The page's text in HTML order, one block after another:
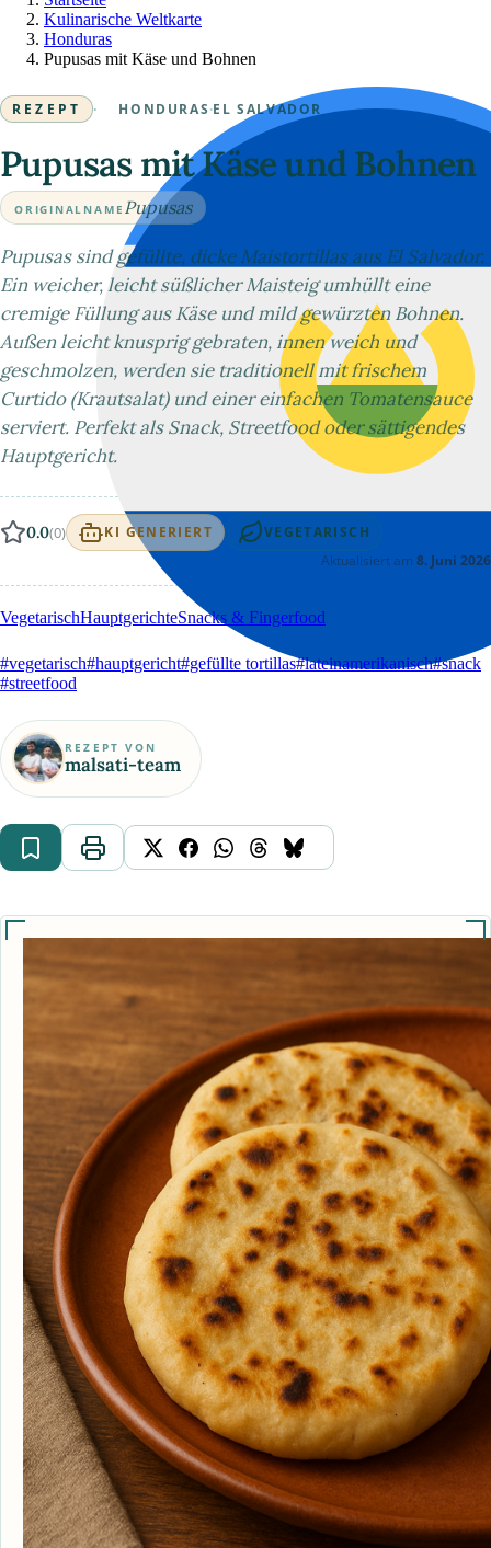
Kulinarische Weltkarte
Honduras
Pupusas mit Käse und Bohnen
REZEPT · HONDURAS ·EL SALVADOR
Pupusas mit Käse und Bohnen
ORIGINALNAME Pupusas
Pupusas sind gefüllte, dicke Maistortillas aus El Salvador.
Ein weicher, leicht süßlicher Maisteig umhüllt eine
cremige Füllung aus Käse und mild gewürzten Bohnen.
Außen leicht knusprig gebraten, innen weich und
geschmolzen, werden sie traditionell mit frischem
Curtido (Krautsalat) und einer einfachen Tomatensauce
serviert. Perfekt als Snack, Streetfood oder sättigendes
Hauptgericht.
0.0(0) KI GENERIERT VEGETARISCH
Aktualisiert am 8. Juni 2026
VegetarischHauptgerichteSnacks & Fingerfood
#vegetarisch#hauptgericht#gefüllte tortillas#lateinamerikanisch#snack
#streetfood
REZEPT VON
malsati-team